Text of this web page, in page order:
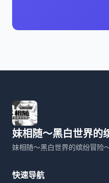
妹相随～黑白世界的
妹相随～黑白世界的缤纷冒险
快速导航